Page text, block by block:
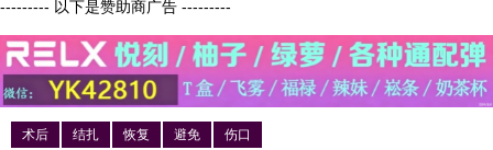
--------- 以下是赞助商广告 ---------
术后 结扎 恢复 避免 伤口